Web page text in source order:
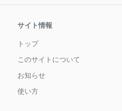
サイト情報
トップ
このサイトについて
お知らせ
使い方